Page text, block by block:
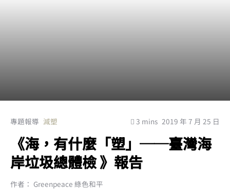
專題報導 減塑 3 mins 2019 年 7 月 25 日
《海，有什麼「塑」──臺灣海
岸垃圾總體檢 》報告
作者： Greenpeace 綠色和平